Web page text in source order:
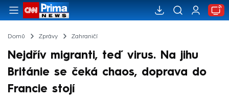
Domů Zprávy Zahraničí
Nejdřív migranti, teď virus. Na jihu
Británie se čeká chaos, doprava do
Francie stojí